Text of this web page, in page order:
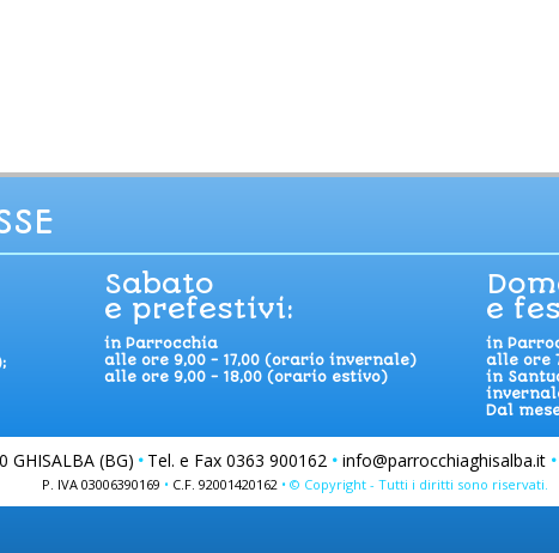
Sabato
e prefestivi:
in Parrocchia
alle ore 9,00 - 17,00 (orario invernale)
alle ore 9,00 - 18,00 (orario estivo)
e
in
alle ore
in
Dal
GHISALBA (BG) • Tel. e Fax 0363 900162 • info@parrocchiaghisalba.it •
P. IVA 03006390169 • C.F. 92001420162• © Copyright - Tutti i diritti sono riservati.